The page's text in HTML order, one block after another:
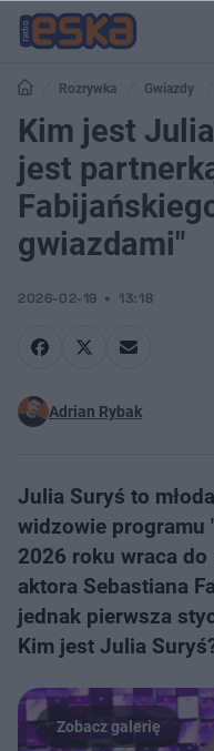
Rozrywka Gwiazdy
Sebastiana Fabijańskiego w
Kim jest
jest
gwiazdami"
2026-02-19 13:18
Adrian Rybak
Julia Suryś to
widzowie programu
2026 roku wraca
aktora Sebastiana
jednak pierwsza
Kim jest Julia